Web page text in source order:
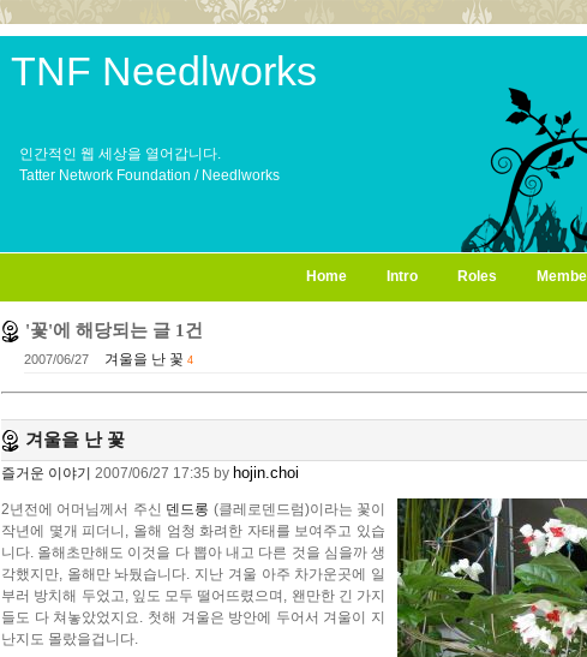
TNF Needlworks
인간적인 웹 세상을 열어갑니다.
Tatter Network Foundation / Needlworks
Home Intro Roles
'꽃'에 해당되는 글 1건
2007/06/27 겨울을 난 꽃 4
겨울을 난 꽃
즐거운 이야기 2007/06/27 17:35 by hojin.choi
2년전에 어머님께서 주신 덴드롱 (클레로덴드럼)이라는 꽃이
작년에 몇개 피더니, 올해 엄청 화려한 자태를 보여주고 있습
니다. 올해초만해도 이것을 다 뽑아 내고 다른 것을 심을까 생
각했지만, 올해만 놔뒀습니다. 지난 겨울 아주 차가운곳에 일
부러 방치해 두었고, 잎도 모두 떨어뜨렸으며, 왠만한 긴 가지
들도 다 쳐놓았었지요. 첫해 겨울은 방안에 두어서 겨울이 지
난지도 몰랐을겁니다.